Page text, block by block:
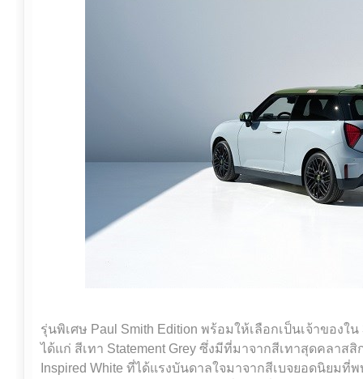
รุ่นพิเศษ Paul Smith Edition พร้อมให้เลือกเป็นเจ้าของ
ได้แก่ สีเทา Statement Grey ซึ่งมีที่มาจากสีเทาสุดคลาส
Inspired White ที่ได้แรงบันดาลใจมาจากสีเบจยอดนิยม